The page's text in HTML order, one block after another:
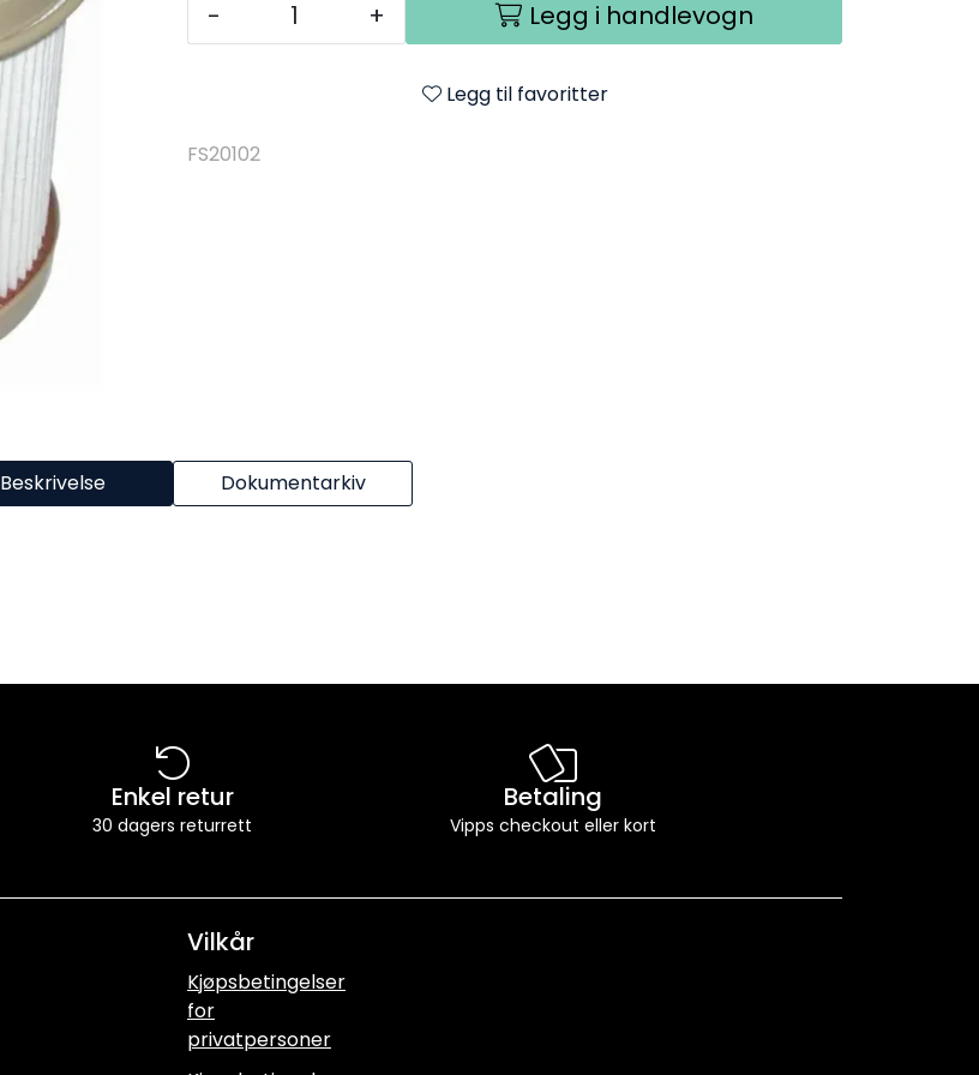
- + Legg i handlevogn
Legg til favoritter
FS20102
Beskrivelse Dokumentarkiv
Enkel retur
30 dagers returrett
Betaling
Vipps checkout eller kort
Vilkår
Kjøpsbetingelser
for
privatpersoner